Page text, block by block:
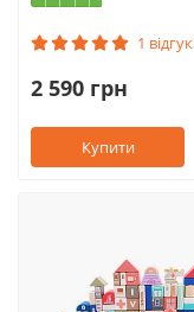
1 відгук
2 590 грн
Купити